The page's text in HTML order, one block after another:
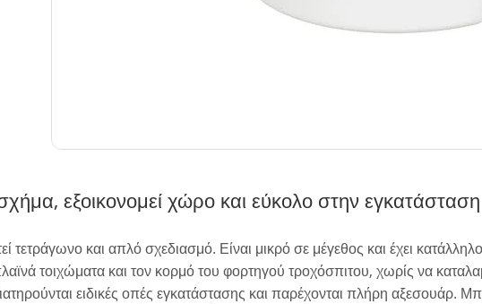
εξοικονομεί χώρο και εύκολο στην εγκατάσταση
τετράγωνο και απλό σχεδιασμό. Είναι μικρό σε μέγεθος και έχει
τοιχώματα και τον κορμό του φορτηγού τροχόσπιτου, χωρίς να
ειδικές οπές εγκατάστασης και παρέχονται πλήρη αξεσουάρ.